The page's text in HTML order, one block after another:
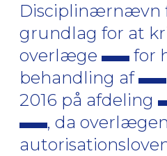
Disciplinærnævn
grundlag for at
overlæge
for
behandling af
2016 på afdeling
, da